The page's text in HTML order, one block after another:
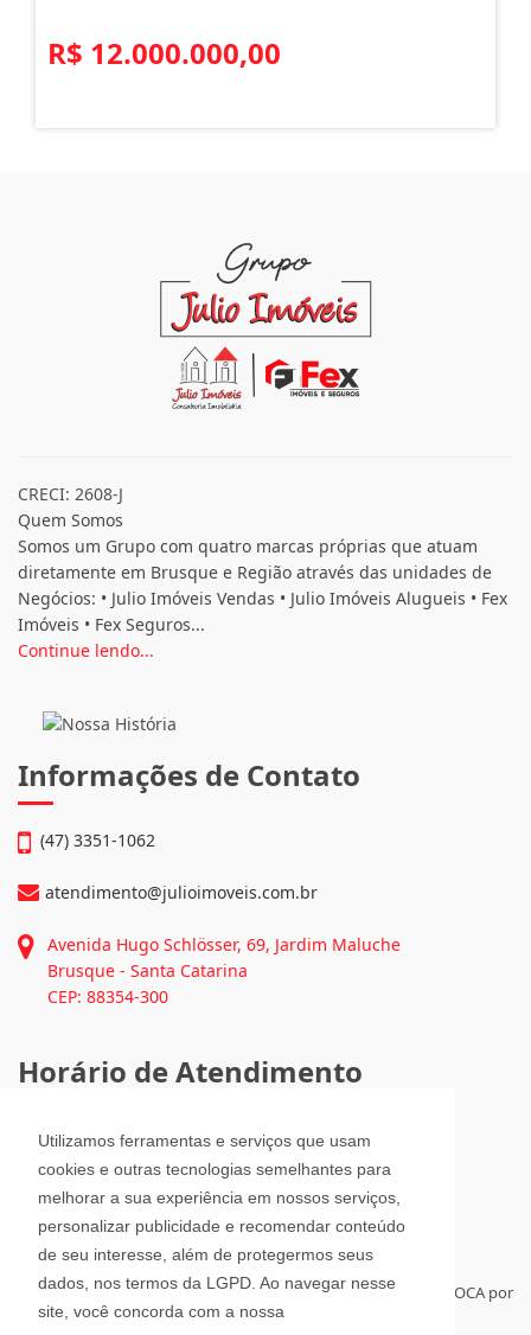
Utilizamos ferramentas e serviços que usam
cookies e outras tecnologias semelhantes para
melhorar a sua experiência em nossos serviços,
personalizar publicidade e recomendar conteúdo
de seu interesse, além de protegermos seus
dados, nos termos da LGPD. Ao navegar nesse
site, você concorda com a nossa
R$ 12.000.000,00
CRECI: 2608-J
Quem Somos
Somos um Grupo com quatro marcas próprias que atuam
diretamente em Brusque e Região através das unidades de
Negócios: • Julio Imóveis Vendas • Julio Imóveis Alugueis • Fex
Imóveis • Fex Seguros...
Continue lendo...
Informações de Contato
(47) 3351-1062
atendimento@julioimoveis.com.br
Avenida Hugo Schlösser, 69, Jardim Maluche
Brusque - Santa Catarina
CEP: 88354-300
Horário de Atendimento
Segunda a Sexta-Feira
08h00 - 12h00 e 13h30 - 18h00
Sábado
08h30 - 12h00
Para administrar seus imóveis á distância, tenha sempre a RELOCA por
perto.